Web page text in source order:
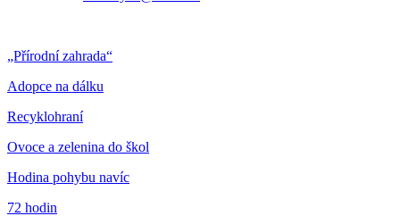
„Přírodní zahrada“
Adopce na dálku
Recyklohraní
Ovoce a zelenina do škol
Hodina pohybu navíc
72 hodin